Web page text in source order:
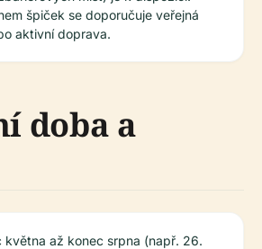
špiček se doporučuje veřejná
aktivní doprava.
doba a
května až konec srpna (např. 26.